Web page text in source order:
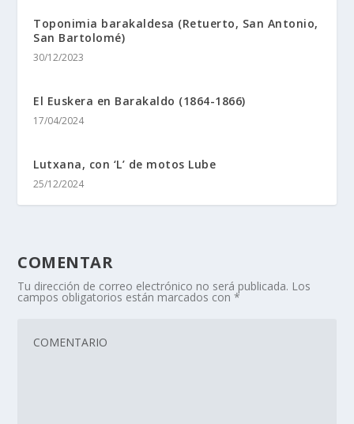
Toponimia barakaldesa (Retuerto, San Antonio,
San Bartolomé)
30/12/2023
El Euskera en Barakaldo (1864-1866)
17/04/2024
Lutxana, con ‘L’ de motos Lube
25/12/2024
COMENTAR
Tu dirección de correo electrónico no será publicada. Los
campos obligatorios están marcados con*